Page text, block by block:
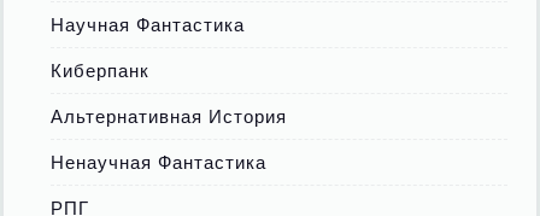
Научная Фантастика
Киберпанк
Альтернативная История
Ненаучная Фантастика
РПГ